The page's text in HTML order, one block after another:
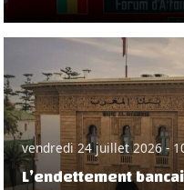
vendredi 24 juillet 2026 -
L’endettement